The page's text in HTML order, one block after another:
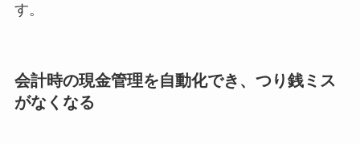
す。
会計時の現金管理を自動化でき、つり銭ミス
がなくなる